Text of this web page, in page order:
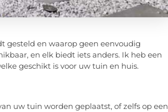
gesteld en waarop geen eenvoudig
en elk biedt iets anders. Ik heb een
geschikt is voor uw tuin en huis.
uw tuin worden geplaatst, of zelfs op een